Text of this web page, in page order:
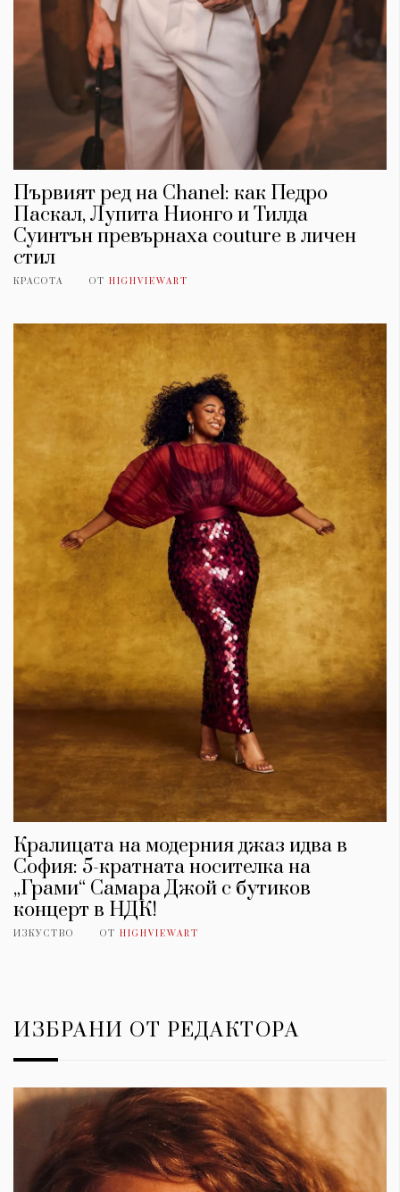
Първият ред на Chanel: как Педро
Паскал, Лупита Нионго и Тилда
Суинтън превърнаха couture в личен
стил
КРАСОТА ОТ HIGHVIEWART
Кралицата на модерния джаз идва в
София: 5-кратната носителка на
„Грами“ Самара Джой с бутиков
концерт в НДК!
ИЗКУСТВО ОТ HIGHVIEWART
ИЗБРАНИ ОТ РЕДАКТОРА